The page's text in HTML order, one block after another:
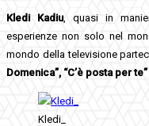
Kledi Kadiu, quasi in
esperienze non solo nel
mondo della televisione
Domenica”, “C’è posta per
Kledi_